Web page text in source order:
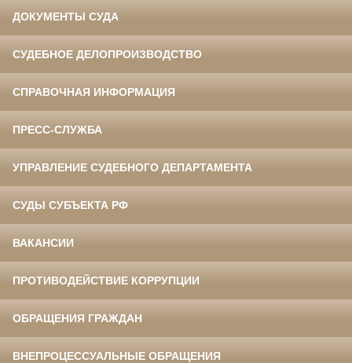
ДОКУМЕНТЫ СУДА
СУДЕБНОЕ ДЕЛОПРОИЗВОДСТВО
СПРАВОЧНАЯ ИНФОРМАЦИЯ
ПРЕСС-СЛУЖБА
УПРАВЛЕНИЕ СУДЕБНОГО ДЕПАРТАМЕНТА
СУДЫ СУБЪЕКТА РФ
ВАКАНСИИ
ПРОТИВОДЕЙСТВИЕ КОРРУПЦИИ
ОБРАЩЕНИЯ ГРАЖДАН
ВНЕПРОЦЕССУАЛЬНЫЕ ОБРАЩЕНИЯ